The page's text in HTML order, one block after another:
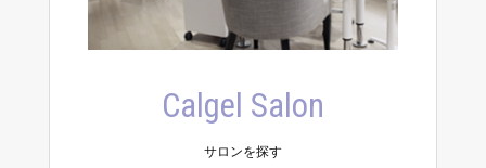
Calgel Salon
サロンを探す